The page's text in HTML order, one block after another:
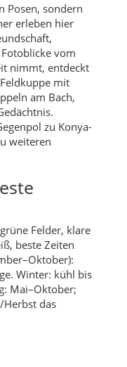
Posen, sondern
erleben hier
vom
nimmt, entdeckt
mit
am Bach,
zu Konya-
weiteren
Felder, klare
beste Zeiten
Winter: kühl bis
Mai–Oktober;
das